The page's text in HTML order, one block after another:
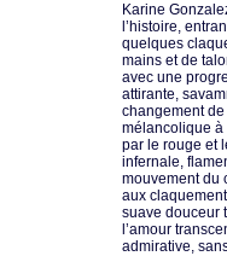
Karine
l’histoire,
quelques
mains et de
avec une
attirante,
changement
mélancolique à
par le rouge et
infernale,
mouvement du
aux
suave douceur
l’amour
admirative,